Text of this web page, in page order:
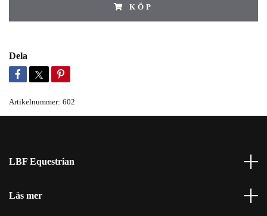
KÖP
Dela
Artikelnummer: 602
LBF Equestrian
Läs mer